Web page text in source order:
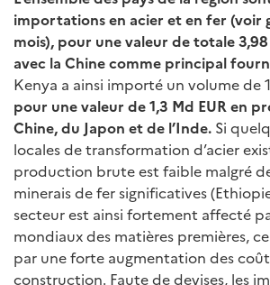
importations en acier et en fer (voir
mois), pour une valeur de totale
avec la Chine comme principal
Kenya a ainsi importé un volume de
pour une valeur de 1,3 Md EUR en
Chine, du Japon et de l’Inde. Si
locales de transformation d’acier
production brute est faible malgré
minerais de fer significatives
secteur est ainsi fortement affecté
mondiaux des matières premières,
par une forte augmentation des
construction. Faute de devises, les